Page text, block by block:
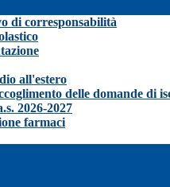
di corresponsabilità
all'estero
delle domande di
2026-2027
farmaci